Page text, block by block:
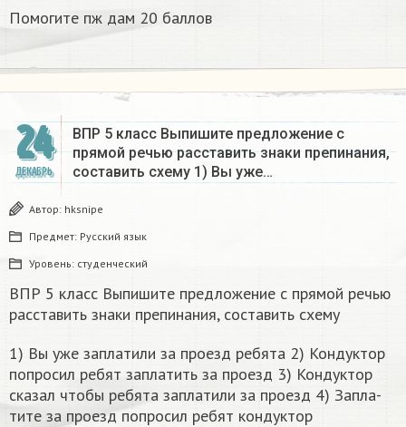
Помогите пж дам 20 баллов ​
24
ДЕКАБРЬ
ВПР 5 класс Выпишите предложение с
прямой речью расставить знаки препинания,
составить схему 1) Вы уже…
Автор: hksnipe
Предмет: Русский язык
Уровень: студенческий
ВПР 5 класс Выпишите предложение с прямой речью
расставить знаки препинания, составить схему
1) Вы уже за­пла­ти­ли за про­езд ре­бя­та 2) Кон­дук­тор
по­про­сил ребят за­пла­тить за про­езд 3) Кон­дук­тор
ска­зал чтобы ре­бя­та за­пла­ти­ли за про­езд 4) За­пла­
ти­те за про­езд по­про­сил ребят кон­дук­тор​